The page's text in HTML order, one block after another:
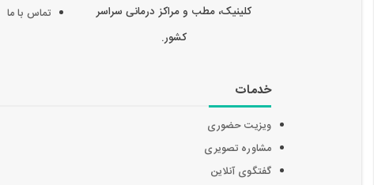
کلینیک، مطب و مراکز درمانی سراسر
کشور.
تماس با ما
خدمات
ویزیت حضوری
مشاوره تصویری
گفتگوی آنلاین